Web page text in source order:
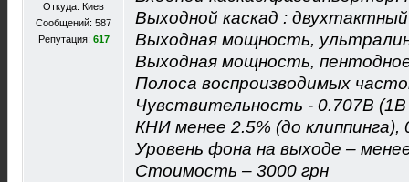
Откуда: Киев
Сообщений: 587
Репутация: 617
Выходной каскад :
Выходная мощность,
Выходная мощность,
Полоса воспроизводимых
Чувствительность - 0.707В
КНИ менее 2.5% (до
Уровень фона на выходе –
Стоимость – 3000 грн